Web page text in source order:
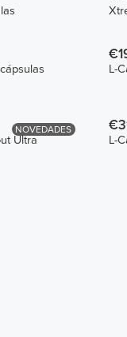
L-
NOVEDADES
Ultra
L-